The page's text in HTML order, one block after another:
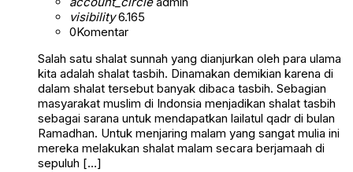
visibility6.165
0Komentar
Salah satu shalat sunnah yang dianjurkan oleh para ulama
kita adalah shalat tasbih. Dinamakan demikian karena di
dalam shalat tersebut banyak dibaca tasbih. Sebagian
masyarakat muslim di Indonsia menjadikan shalat tasbih
sebagai sarana untuk mendapatkan lailatul qadr di bulan
Ramadhan. Untuk menjaring malam yang sangat mulia ini
mereka melakukan shalat malam secara berjamaah di
sepuluh […]